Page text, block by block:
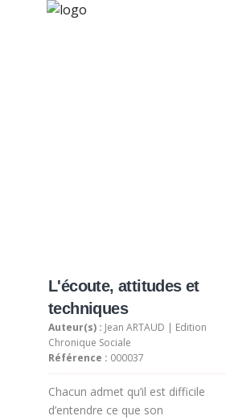
L'écoute, attitudes et
techniques
Auteur(s) : Jean ARTAUD | Edition
Chronique Sociale
Référence : 000037
Chacun admet qu’il est difficile
d’entendre ce que son